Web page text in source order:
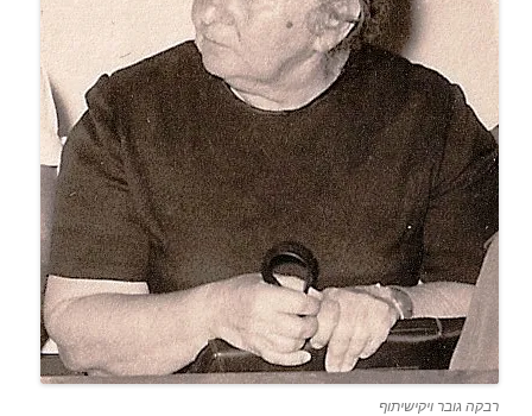
רבקה גובר ויקישיתוף